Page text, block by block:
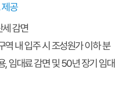
공
세 감면
내 입주 시 조성원가 이하 분
, 임대료 감면 및 50년 장기 임대